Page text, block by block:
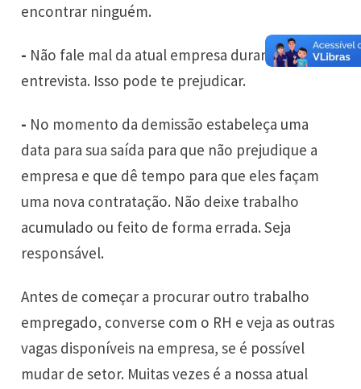
encontrar ninguém.
- Não fale mal da atual empresa durante uma
entrevista. Isso pode te prejudicar.
- No momento da demissão estabeleça uma
data para sua saída para que não prejudique a
empresa e que dê tempo para que eles façam
uma nova contratação. Não deixe trabalho
acumulado ou feito de forma errada. Seja
responsável.
Antes de começar a procurar outro trabalho
empregado, converse com o RH e veja as outras
vagas disponíveis na empresa, se é possível
mudar de setor. Muitas vezes é a nossa atual